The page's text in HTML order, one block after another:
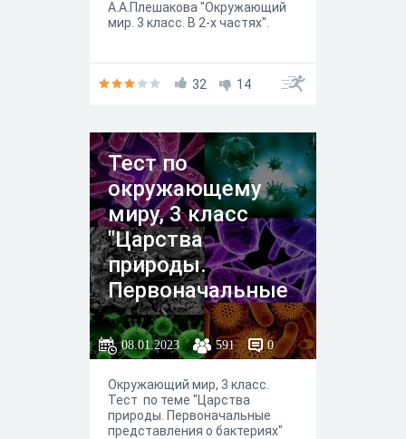
А.А.Плешакова "Окружающий
мир. 3 класс. В 2-х частях".
32 14
Тест по
окружающему
миру, 3 класс
"Царства
природы.
Первоначальные
представления о
бактериях"
08.01.2023 591 0
Окружающий мир, 3 класс.
Тест по теме "Царства
природы. Первоначальные
представления о бактериях"